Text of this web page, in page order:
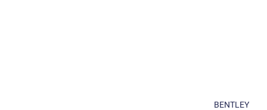
BENTLEY